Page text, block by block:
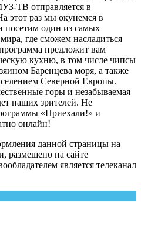
ТВ отправляется в
этот раз мы окунемся в
посетим один из самых
где сможем насладиться
предложит вам
кухню, в том числе чипсы
Баренцева моря, а также
Северной Европы.
горы и незабываемая
наших зрителей. Не
«Приехали!» и
онлайн!
данной страницы на
размещено на сайте
является телеканал